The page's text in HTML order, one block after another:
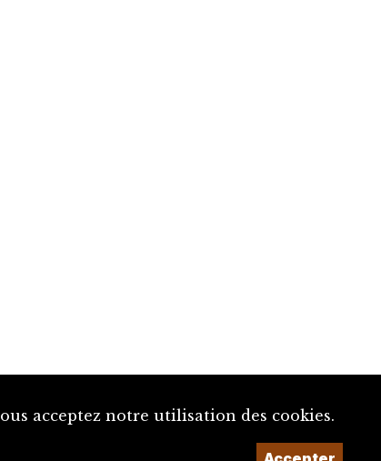
acceptez notre utilisation des cookies.